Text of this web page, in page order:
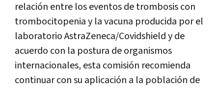
relación entre los eventos de trombosis con
trombocitopenia y la vacuna producida por el
laboratorio AstraZeneca/Covidshield y de
acuerdo con la postura de organismos
internacionales, esta comisión recomienda
continuar con su aplicación a la población de